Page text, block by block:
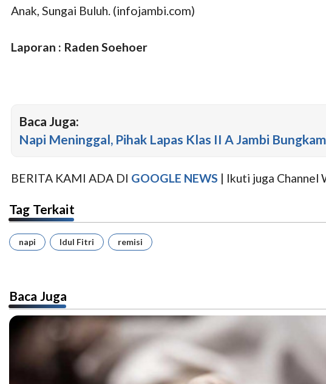
Anak, Sungai Buluh. (infojambi.com)
Laporan : Raden Soehoer
Baca Juga:
Napi Meninggal, Pihak Lapas Klas II A Jambi Bungkam
BERITA KAMI ADA DI GOOGLE NEWS | Ikuti juga Channel
Tag Terkait
napi Idul Fitri remisi
Baca Juga